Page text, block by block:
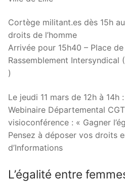
Cortège militant.es dès 15h
droits de l’homme
Arrivée pour 15h40 – Place
Rassemblement Intersyndical
)
Le jeudi 11 mars de 12h à 14h :
Webinaire Départemental
visioconférence : « Gagner
Pensez à déposer vos droits
d’Informations
L’égalité entre